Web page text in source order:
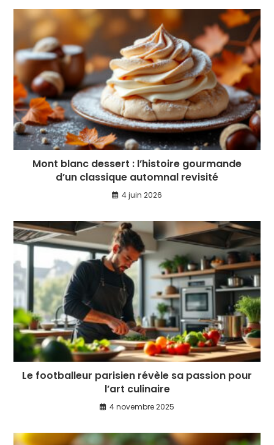
Mont blanc dessert : l’histoire gourmande
d’un classique automnal revisité
4 juin 2026
Le footballeur parisien révèle sa passion pour
l’art culinaire
4 novembre 2025